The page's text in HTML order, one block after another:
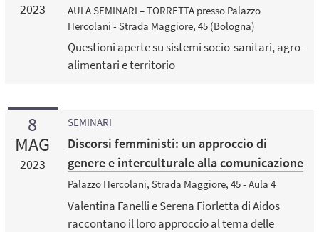
2023
AULA SEMINARI – TORRETTA presso Palazzo
Hercolani - Strada Maggiore, 45 (Bologna)
Questioni aperte su sistemi socio-sanitari, agro-
alimentari e territorio
8
MAG
2023
SEMINARI
Discorsi femministi: un approccio di
genere e interculturale alla comunicazione
Palazzo Hercolani, Strada Maggiore, 45 - Aula 4
Valentina Fanelli e Serena Fiorletta di Aidos
raccontano il loro approccio al tema delle